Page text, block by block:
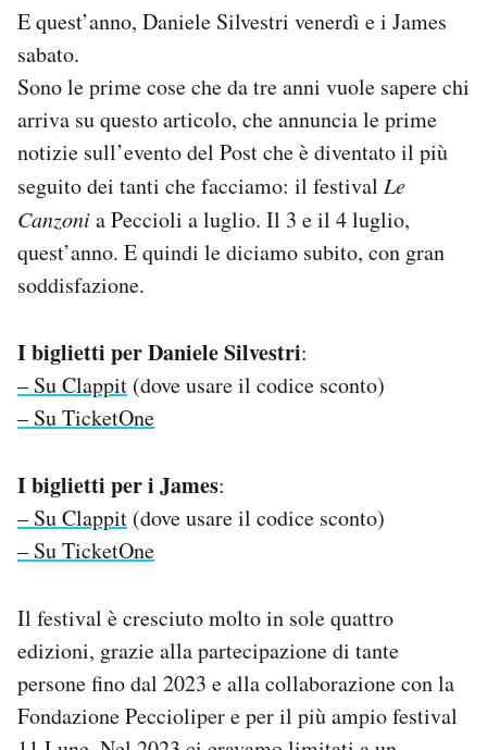
AREA PERSONALE
Area Personale
Newsletter
Notifiche mobile
Regala il Post
Hai bisogno di aiuto?
E quest’anno, Daniele Silvestri venerdì e i James
sabato.
Sono le prime cose che da tre anni vuole sapere chi
arriva su questo articolo, che annuncia le prime
notizie sull’evento del Post che è diventato il più
seguito dei tanti che facciamo: il festival Le
Canzonia Peccioli a luglio. Il 3 e il 4 luglio,
quest’anno. E quindi le diciamo subito, con gran
soddisfazione.
I biglietti per Daniele Silvestri:
– Su Clappit (dove usare il codice sconto)
– Su TicketOne
I biglietti per i James:
– Su Clappit (dove usare il codice sconto)
– Su TicketOne
Il festival è cresciuto molto in sole quattro
edizioni, grazie alla partecipazione di tante
persone fino dal 2023 e alla collaborazione con la
Fondazione Peccioliper e per il più ampio festival